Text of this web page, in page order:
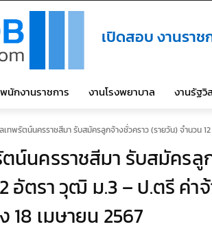
เปิดสอบ งานรา
พนักงานราชการ งานโรงพยาบาล งานรัฐวิ
เทพรัตน์นครราชสีมา รับสมัครลูกจ้างชั่วคราว (รายวัน) จำนวน
น์นครราชสีมา รับสมัครลู
อัตรา วุฒิ ม.3 – ป.ตรี ค่า
เมษายน 2567